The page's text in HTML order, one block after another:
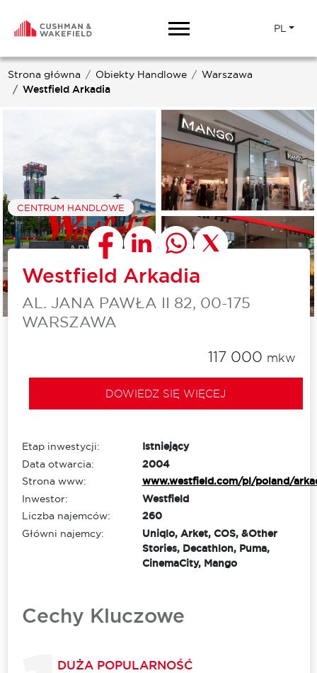
PL
Strona główna Obiekty Handlowe
Warszawa
Westfield Arkadia
CENTRUM HANDLOWE
Westfield Arkadia
AL. JANA PAWŁA II 82, 00-175
WARSZAWA
117 000 mkw
DOWIEDZ SIĘ WIĘCEJ
Etap inwestycji:
Istniejący
Data otwarcia:
2004
Strona www:
www.westfield.com/pl/poland/
Inwestor:
Westfield
Liczba najemców:
260
Główni najemcy:
Uniqlo, Arket, COS, &Other
Stories, Decathlon, Puma,
CinemaCity, Mango
Cechy Kluczowe
DUŻA POPULARNOŚĆ